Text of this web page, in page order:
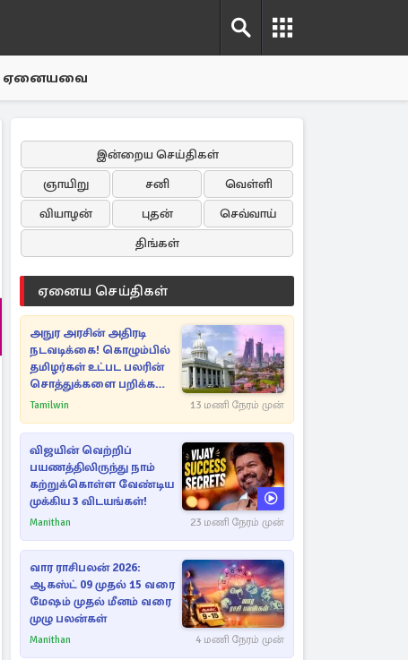
ஏனையவை
இன்றைய செய்திகள்
ஞாயிறு
சனி
வெள்ளி
வியாழன்
புதன்
செவ்வாய்
திங்கள்
ஏனைய செய்திகள்
அநுர அரசின் அதிரடி
நடவடிக்கை! கொழும்பில்
தமிழர்கள் உட்பட பலரின்
சொத்துக்களை பறிக்க
நடவடிக்கை
Tamilwin 13 மணி நேரம் முன்
விஜயின் வெற்றிப்
பயணத்திலிருந்து நாம்
கற்றுக்கொள்ள வேண்டிய
முக்கிய 3 விடயங்கள்!
Manithan 23 மணி நேரம் முன்
வார ராசிபலன் 2026:
ஆகஸ்ட் 09 முதல் 15 வரை
மேஷம் முதல் மீனம் வரை
முழு பலன்கள்
Manithan 4 மணி நேரம் முன்